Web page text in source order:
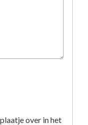
over in het